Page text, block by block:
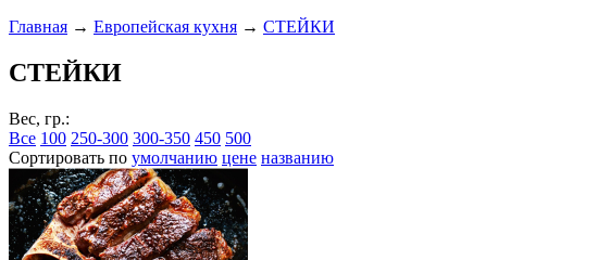
Главная → Европейская кухня → СТЕЙКИ
СТЕЙКИ
Вес, гр.:
Все 100 250-300 300-350 450 500
Сортировать по умолчанию цене названию